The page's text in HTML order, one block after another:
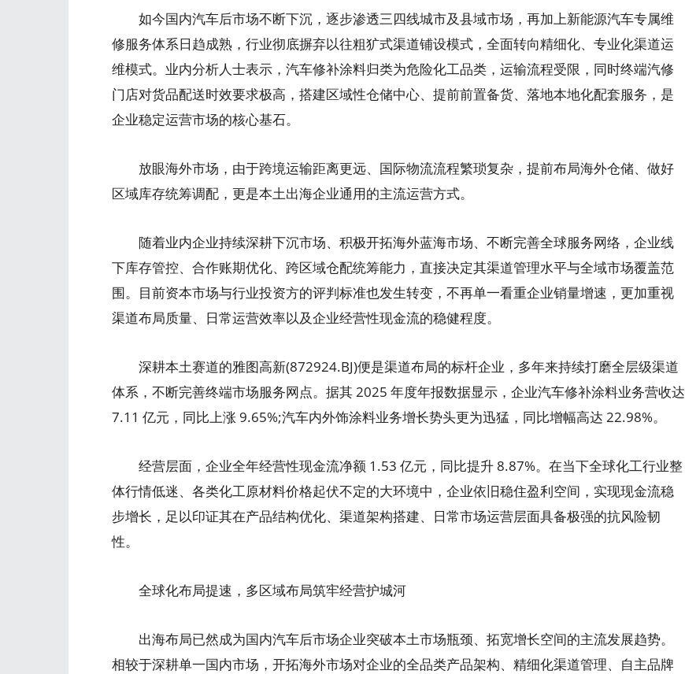
如今国内汽车后市场不断下沉，逐步渗透三四线城市及县域市场，再加上新能源汽车专属维
修服务体系日趋成熟，行业彻底摒弃以往粗犷式渠道铺设模式，全面转向精细化、专业化渠道运
维模式。业内分析人士表示，汽车修补涂料归类为危险化工品类，运输流程受限，同时终端汽修
门店对货品配送时效要求极高，搭建区域性仓储中心、提前前置备货、落地本地化配套服务，是
企业稳定运营市场的核心基石。
放眼海外市场，由于跨境运输距离更远、国际物流流程繁琐复杂，提前布局海外仓储、做好
区域库存统筹调配，更是本土出海企业通用的主流运营方式。
随着业内企业持续深耕下沉市场、积极开拓海外蓝海市场、不断完善全球服务网络，企业线
下库存管控、合作账期优化、跨区域仓配统筹能力，直接决定其渠道管理水平与全域市场覆盖范
围。目前资本市场与行业投资方的评判标准也发生转变，不再单一看重企业销量增速，更加重视
渠道布局质量、日常运营效率以及企业经营性现金流的稳健程度。
深耕本土赛道的雅图高新(872924.BJ)便是渠道布局的标杆企业，多年来持续打磨全层级渠道
体系，不断完善终端市场服务网点。据其 2025 年度年报数据显示，企业汽车修补涂料业务营收达
7.11 亿元，同比上涨 9.65%;汽车内外饰涂料业务增长势头更为迅猛，同比增幅高达 22.98%。
经营层面，企业全年经营性现金流净额 1.53 亿元，同比提升 8.87%。在当下全球化工行业整
体行情低迷、各类化工原材料价格起伏不定的大环境中，企业依旧稳住盈利空间，实现现金流稳
步增长，足以印证其在产品结构优化、渠道架构搭建、日常市场运营层面具备极强的抗风险韧
性。
全球化布局提速，多区域布局筑牢经营护城河
出海布局已然成为国内汽车后市场企业突破本土市场瓶颈、拓宽增长空间的主流发展趋势。
相较于深耕单一国内市场，开拓海外市场对企业的全品类产品架构、精细化渠道管理、自主品牌